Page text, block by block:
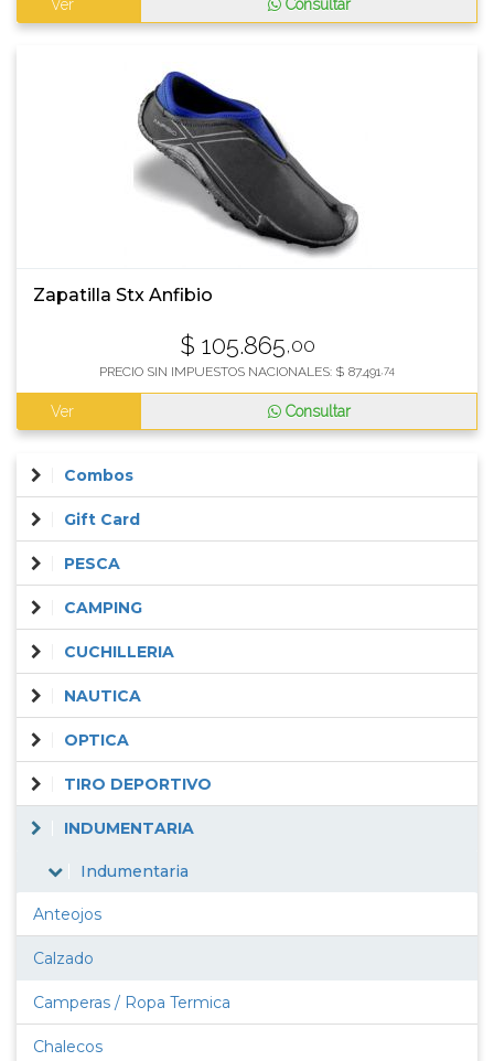
Ver Consultar
Zapatilla Stx Anfibio
$ 105.865,00
PRECIO SIN IMPUESTOS NACIONALES: $ 87.491,74
Ver Consultar
Combos
Gift Card
PESCA
CAMPING
CUCHILLERIA
NAUTICA
OPTICA
TIRO DEPORTIVO
INDUMENTARIA
Indumentaria
Anteojos
Calzado
Camperas / Ropa Termica
Chalecos